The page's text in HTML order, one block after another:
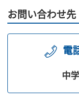
お問い合わせ先
電
中